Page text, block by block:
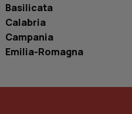
Basilicata
Calabria
Campania
Emilia-Romagna